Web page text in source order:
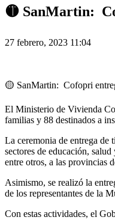
🟡 SanMartin:
27 febrero, 2023 11:04
🟡 SanMartin: Cofopri
El Ministerio de Vivienda
familias y 88 destinados a
La ceremonia de entrega de
sectores de educación,
entre otros, a las provincias
Asimismo, se realizó la
de los representantes de la
Con estas actividades, el